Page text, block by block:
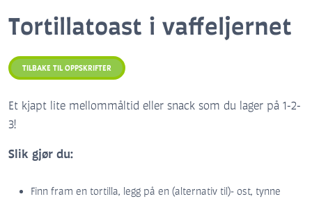
Tortillatoast i vaffeljernet
TILBAKE TIL OPPSKRIFTER
Et kjapt lite mellommåltid eller snack som du lager på 1-2-
3!
Slik gjør du:
Finn fram en tortilla, legg på en (alternativ til)- ost, tynne